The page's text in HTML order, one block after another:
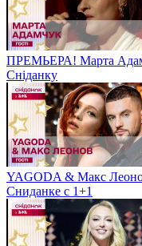
ПРЕМЬЕРА! Марта
Сніданку
YAGODA & Макс
Сниданке с 1+1